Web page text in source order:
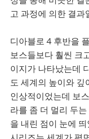
고 과정에 의한 결과
디아블로 4 후반을
보스들보다 훨씬 크
이지가 나타났는데
도 세계의 높이와 깊
인상적이었는데 보
라를 좀 더 멀리 두
을 내린 점이 눈에